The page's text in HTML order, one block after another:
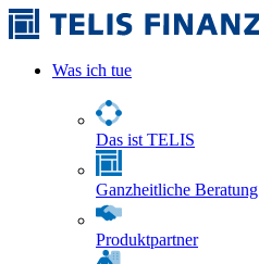
Was ich tue
Das ist TELIS
Ganzheitliche Beratung
Produktpartner